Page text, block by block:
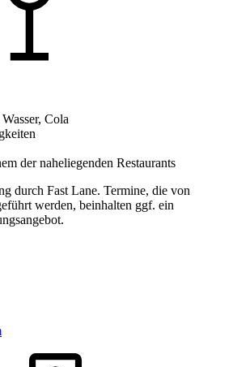
Cola
der naheliegenden Restaurants
durch Fast Lane. Termine, die von
werden, beinhalten ggf. ein